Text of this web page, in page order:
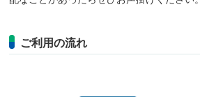
ご利用の流れ